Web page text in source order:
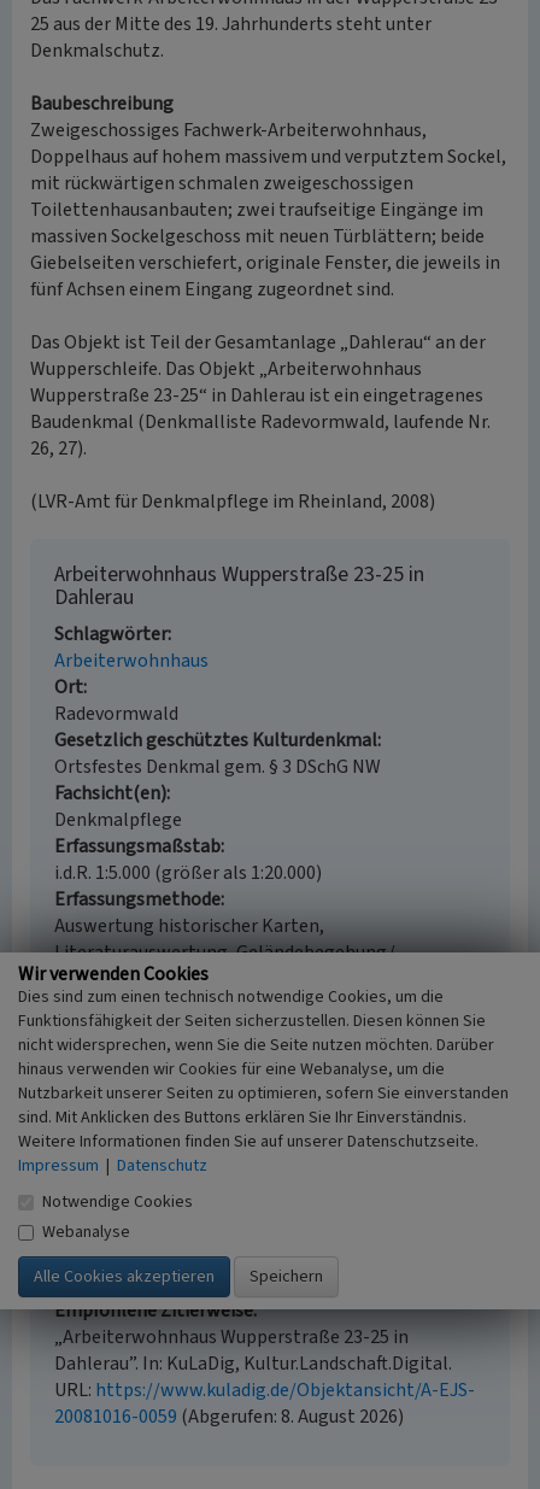
25 aus der Mitte des 19. Jahrhunderts steht unter
Denkmalschutz.
Baubeschreibung
Zweigeschossiges Fachwerk-Arbeiterwohnhaus,
Doppelhaus auf hohem massivem und verputztem Sockel,
mit rückwärtigen schmalen zweigeschossigen
Toilettenhausanbauten; zwei traufseitige Eingänge im
massiven Sockelgeschoss mit neuen Türblättern; beide
Giebelseiten verschiefert, originale Fenster, die jeweils in
fünf Achsen einem Eingang zugeordnet sind.
Das Objekt ist Teil der Gesamtanlage „Dahlerau“ an der
Wupperschleife. Das Objekt „Arbeiterwohnhaus
Wupperstraße 23-25“ in Dahlerau ist ein eingetragenes
Baudenkmal (Denkmalliste Radevormwald, laufende Nr.
26, 27).
(LVR-Amt für Denkmalpflege im Rheinland, 2008)
Arbeiterwohnhaus Wupperstraße 23-25 in
Dahlerau
Schlagwörter
Arbeiterwohnhaus
Ort
Radevormwald
Gesetzlich geschütztes Kulturdenkmal
Ortsfestes Denkmal gem. § 3 DSchG NW
Fachsicht(en)
Denkmalpflege
Erfassungsmaßstab
i.d.R. 1:5.000 (größer als 1:20.000)
Erfassungsmethode
Auswertung historischer Karten,
Literaturauswertung, Geländebegehung/-
kartierung, Archivauswertung
Historischer Zeitraum
Beginn 1825 bis 1875
Empfohlene Zitierweise
Urheberrechtlicher Hinweis
Der hier präsentierte Inhalt ist urheberrechtlich
geschützt. Die angezeigten Medien unterliegen
möglicherweise zusätzlichen urheberrechtlichen
Bedingungen, die an diesen ausgewiesen sind.
Empfohlene Zitierweise
„Arbeiterwohnhaus Wupperstraße 23-25 in
Dahlerau”. In: KuLaDig, Kultur.Landschaft.Digital.
URL: https://www.kuladig.de/Objektansicht/A-EJS-
20081016-0059 (Abgerufen: 8. August 2026)
Wir verwenden Cookies
Dies sind zum einen technisch notwendige Cookies, um die
Funktionsfähigkeit der Seiten sicherzustellen. Diesen können Sie
nicht widersprechen, wenn Sie die Seite nutzen möchten. Darüber
hinaus verwenden wir Cookies für eine Webanalyse, um die
Nutzbarkeit unserer Seiten zu optimieren, sofern Sie einverstanden
sind. Mit Anklicken des Buttons erklären Sie Ihr Einverständnis.
Weitere Informationen finden Sie auf unserer Datenschutzseite.
Impressum | Datenschutz
Notwendige Cookies
Webanalyse